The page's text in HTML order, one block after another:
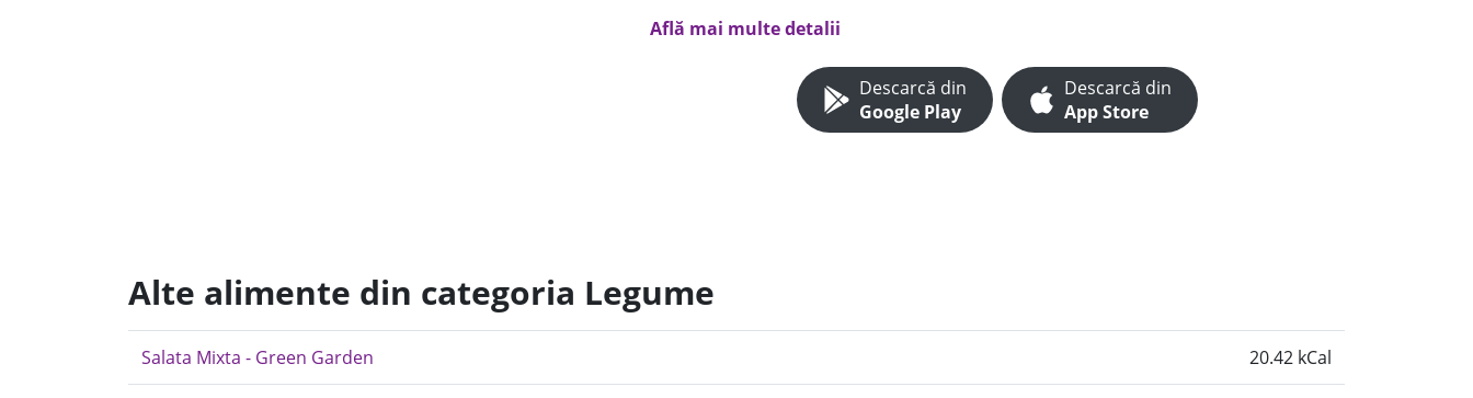
Află mai multe detalii
Descarcă din
Google Play
Descarcă din
App Store
Alte alimente din categoria Legume
Salata Mixta - Green Garden 20.42 kCal